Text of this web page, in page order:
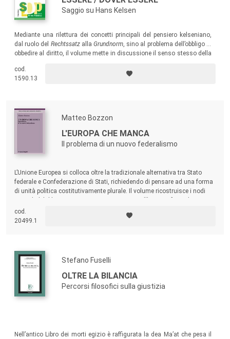
Saggio su Hans Kelsen
Mediante una rilettura dei concetti principali del pensiero kelseniano,
dal ruolo del RechtssatzallaGrundnorm , sino al problema dell’obbligo di
obbedire al diritto, il volume mette in discussione il senso stesso della
cod.
1590.13
Matteo Bozzon
L'EUROPA CHE MANCA
Il problema di un nuovo federalismo
L’Unione Europea si colloca oltre la tradizionale alternativa tra Stato
federale e Confederazione di Stati, richiedendo di pensare ad una forma
di unità politica costitutivamente plurale. Il volume ricostruisce i nodi
emergere l’urgenza di concetti capaci di pensare una democrazia non
più fondata sulla sovranità, ma sull’articolazione di una pluralità
cod.
20499.1
Stefano Fuselli
OLTRE LA BILANCIA
Percorsi filosofici sulla giustizia
Nell’antico Libro dei morti egizio è raffigurata la dea Ma’at che pesa il